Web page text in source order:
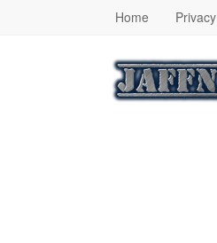
Home Privacy